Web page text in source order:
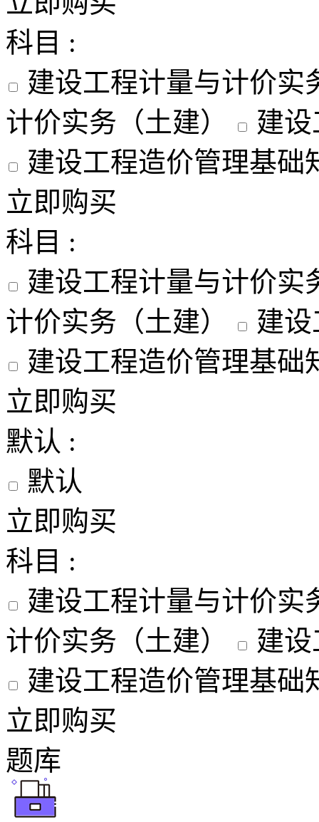
科目 :
建设工程计量与计价实
计价实务（土建）
建
建设工程造价管理基础
立即购买
科目 :
建设工程计量与计价实
计价实务（土建）
建
建设工程造价管理基础
立即购买
默认 :
默认
立即购买
科目 :
建设工程计量与计价实
计价实务（土建）
建
建设工程造价管理基础
立即购买
题库